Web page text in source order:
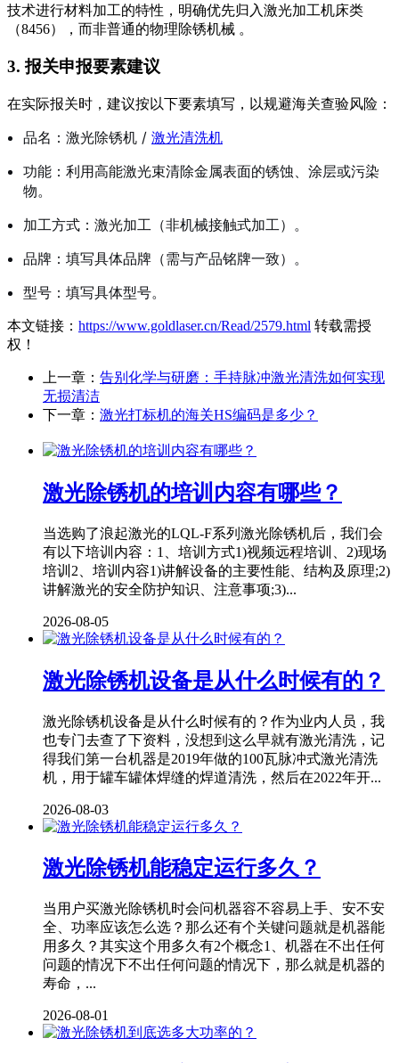
技术进行材料加工的特性，明确优先归入激光加工机床类
（8456），而非普通的物理除锈机械 。
3. 报关申报要素建议
在实际报关时，建议按以下要素填写，以规避海关查验风险：
品名：激光除锈机 / 激光清洗机
功能：利用高能激光束清除金属表面的锈蚀、涂层或污染
物。
加工方式：激光加工（非机械接触式加工）。
品牌：填写具体品牌（需与产品铭牌一致）。
型号：填写具体型号。
本文链接： https://www.goldlaser.cn/Read/2579.html 转载需授
权！
上一章： 告别化学与研磨：手持脉冲激光清洗如何实现
无损清洁
下一章： 激光打标机的海关HS编码是多少？
激光除锈机的培训内容有哪些？
当选购了浪起激光的LQL-F系列激光除锈机后，我们会
有以下培训内容：1、培训方式1)视频远程培训、2)现场
培训2、培训内容1)讲解设备的主要性能、结构及原理;2)
讲解激光的安全防护知识、注意事项;3)...
2026-08-05
激光除锈机设备是从什么时候有的？
激光除锈机设备是从什么时候有的？作为业内人员，我
也专门去查了下资料，没想到这么早就有激光清洗，记
得我们第一台机器是2019年做的100瓦脉冲式激光清洗
机，用于罐车罐体焊缝的焊道清洗，然后在2022年开...
2026-08-03
激光除锈机能稳定运行多久？
当用户买激光除锈机时会问机器容不容易上手、安不安
全、功率应该怎么选？那么还有个关键问题就是机器能
用多久？其实这个用多久有2个概念1、机器在不出任何
问题的情况下不出任何问题的情况下，那么就是机器的
寿命，...
2026-08-01